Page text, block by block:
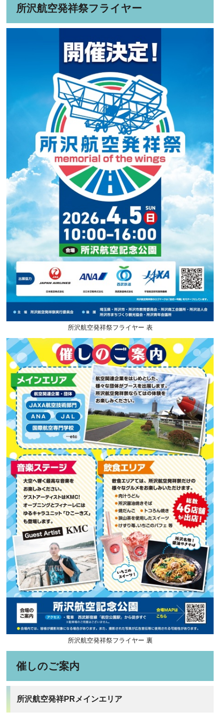
所沢航空発祥祭フライヤー
所沢航空発祥祭フライヤー 表
所沢航空発祥祭フライヤー 裏
催しのご案内
所沢航空発祥PRメインエリア